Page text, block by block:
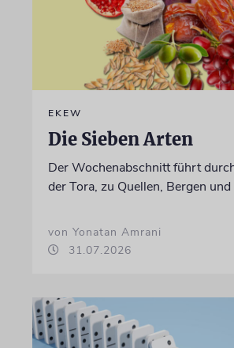
EKEW
Die Sieben Arten
Der Wochenabschnitt führt
der Tora, zu Quellen, Bergen
von Yonatan Amrani
31.07.2026